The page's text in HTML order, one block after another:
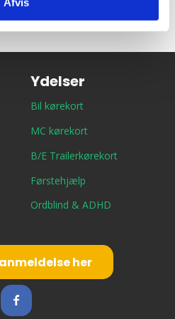
Ydelser
Bil kørekort
MC kørekort
B/E Trailerkørekort
Førstehjælp
Ordblind & ADHD
her